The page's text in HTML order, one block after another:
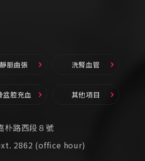
靜脈曲張 洗腎血管
盆腔充血 其他項目
朴路西段８號
2862 (office hour)